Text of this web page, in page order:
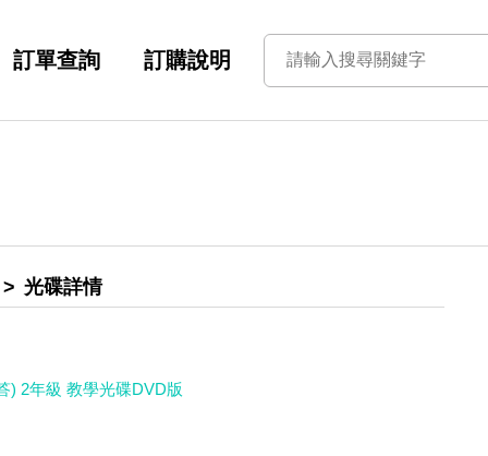
訂單查詢 訂購說明
光碟詳情
) 2年級 教學光碟DVD版